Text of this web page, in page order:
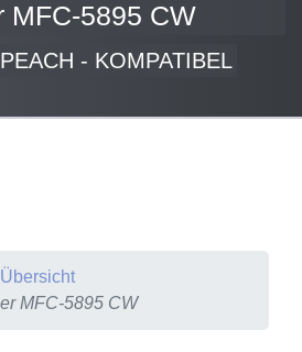
MFC-5895 CW
- KOMPATIBEL
MFC-5895 CW